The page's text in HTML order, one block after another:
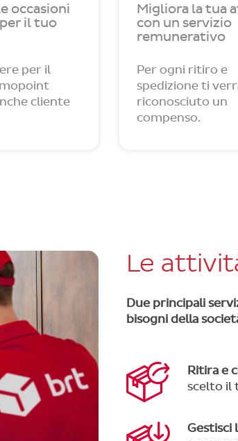
occasioni
il tuo
per il
cliente
Migliora la tua
con un servizio
remunerativo
Per ogni ritiro e
spedizione ti
riconosciuto un
compenso.
Le
Due principali
bisogni della
Ritira e
scelto il
Gestisci